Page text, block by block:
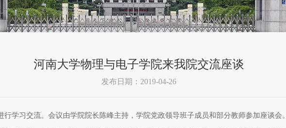
河南大学物理与电子学院来我院交流座谈
发布日期：2019-04-26
行学习交流。会议由学院院长陈峰主持，学院党政领导班子成员和部分教师参加座谈会。